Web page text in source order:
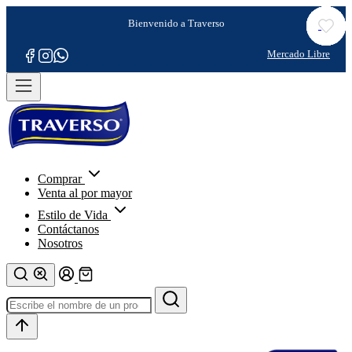
Comprar
Venta al por mayor
Estilo de Vida
Contáctanos
Nosotros